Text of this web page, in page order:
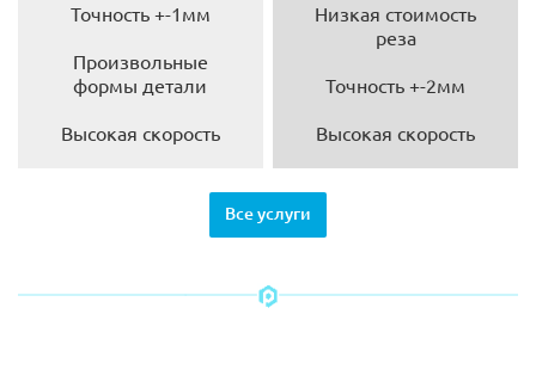
Точность +-1мм
Произвольные
формы детали
Высокая скорость
Низкая стоимость
реза
Точность +-2мм
Высокая скорость
Все услуги